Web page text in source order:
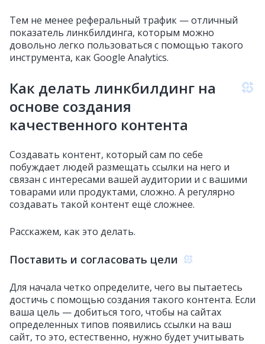
Тем не менее реферальный трафик — отличный
показатель линкбилдинга, которым можно
довольно легко пользоваться с помощью такого
инструмента, как Google Analytics.
Как делать линкбилдинг на
основе создания
качественного контента
Создавать контент, который сам по себе
побуждает людей размещать ссылки на него и
связан с интересами вашей аудитории и с вашими
товарами или продуктами, сложно. А регулярно
создавать такой контент ещё сложнее.
Расскажем, как это делать.
Поставить и согласовать цели
Для начала четко определите, чего вы пытаетесь
достичь с помощью создания такого контента. Если
ваша цель — добиться того, чтобы на сайтах
определенных типов появились ссылки на ваш
сайт, то это, естественно, нужно будет учитывать